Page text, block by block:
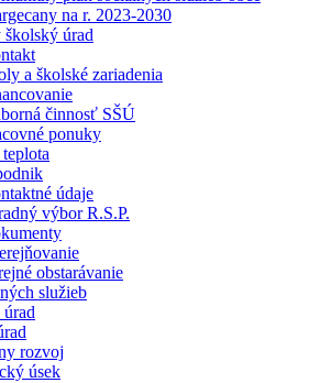
na r. 2023-2030
školský úrad
a školské zariadenia
činnosť SŠÚ
ponuky
údaje
výbor R.S.P.
obstarávanie
služieb
úrad
rozvoj
úsek